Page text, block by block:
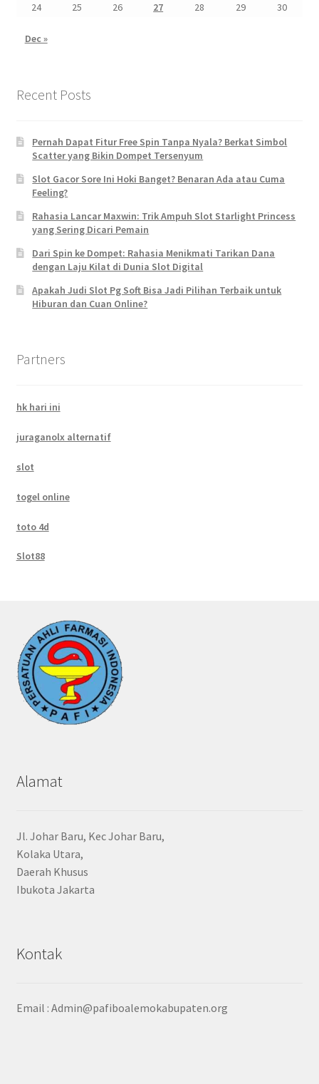
24
25 26 27 28 29 30
Dec »
Recent Posts
Pernah Dapat Fitur Free Spin Tanpa Nyala? Berkat Simbol
Scatter yang Bikin Dompet Tersenyum
Slot Gacor Sore Ini Hoki Banget? Benaran Ada atau Cuma
Feeling?
Rahasia Lancar Maxwin: Trik Ampuh Slot Starlight Princess
yang Sering Dicari Pemain
Dari Spin ke Dompet: Rahasia Menikmati Tarikan Dana
dengan Laju Kilat di Dunia Slot Digital
Apakah Judi Slot Pg Soft Bisa Jadi Pilihan Terbaik untuk
Hiburan dan Cuan Online?
Partners
hk hari ini
juraganolx alternatif
slot
togel online
toto 4d
Slot88
Alamat
Jl. Johar Baru, Kec Johar Baru,
Kolaka Utara,
Daerah Khusus
Ibukota Jakarta
Kontak
Email : Admin@pafiboalemokabupaten.org